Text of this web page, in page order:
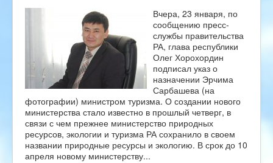
Вчера, 23 января, по
сообщению пресс-
службы правительства
РА, глава республики
Олег Хорохордин
подписал указ о
назначении Эрчима
Сарбашева (на
фотографии) министром туризма. О создании нового
министерства стало известно в прошлый четверг, в
связи с чем прежнее министерство природных
ресурсов, экологии и туризма РА сохранило в своем
названии природные ресурсы и экологию. В срок до 10
апреля новому министерству...